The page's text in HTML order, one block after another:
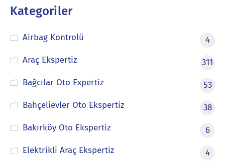
Kategoriler
Airbag Kontrolü
4
Araç Ekspertiz
311
Bağcılar Oto Expertiz
53
Bahçelievler Oto Ekspertiz
38
Bakırköy Oto Ekspertiz
6
Elektrikli Araç Ekspertiz
4